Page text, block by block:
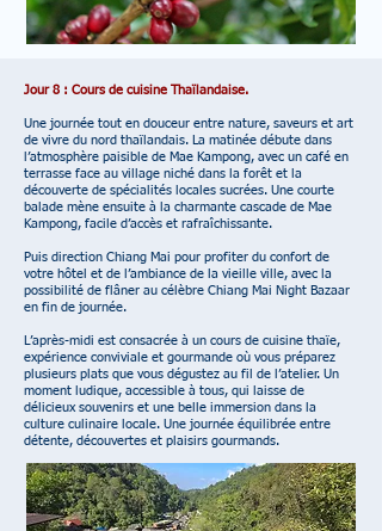
Jour 8 : Cours de cuisine Thaïlandaise.
Une journée tout en douceur entre nature, saveurs et art
de vivre du nord thaïlandais. La matinée débute dans
l’atmosphère paisible de Mae Kampong, avec un café en
terrasse face au village niché dans la forêt et la
découverte de spécialités locales sucrées. Une courte
balade mène ensuite à la charmante cascade de Mae
Kampong, facile d’accès et rafraîchissante.
Puis direction Chiang Mai pour profiter du confort de
votre hôtel et de l’ambiance de la vieille ville, avec la
possibilité de flâner au célèbre Chiang Mai Night Bazaar
en fin de journée.
L’après-midi est consacrée à un cours de cuisine thaïe,
expérience conviviale et gourmande où vous préparez
plusieurs plats que vous dégustez au fil de l’atelier. Un
moment ludique, accessible à tous, qui laisse de
délicieux souvenirs et une belle immersion dans la
culture culinaire locale. Une journée équilibrée entre
détente, découvertes et plaisirs gourmands.